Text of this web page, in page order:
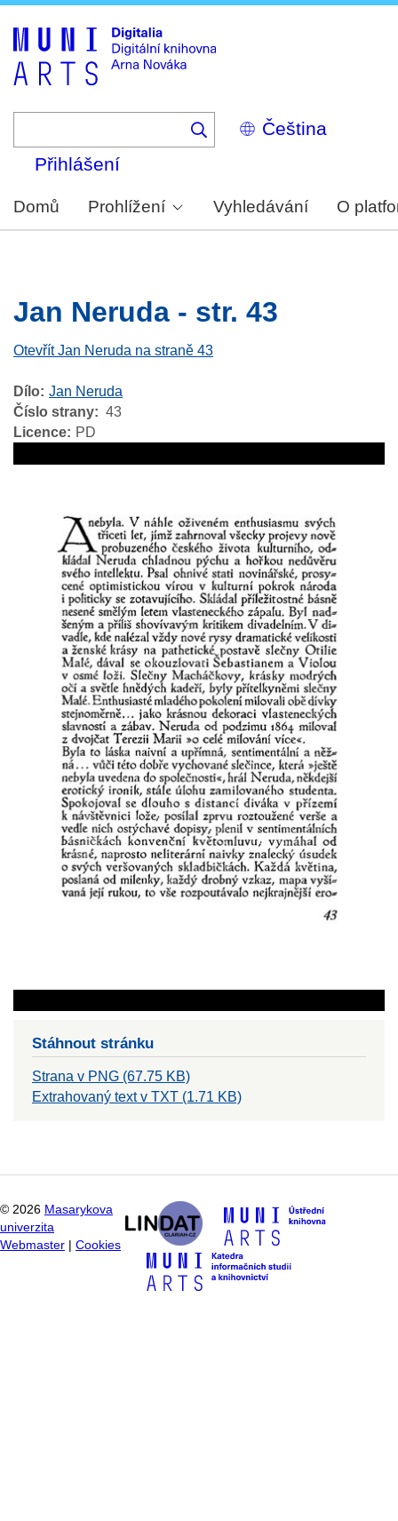
Select
your
Přihlášení
Domů Prohlížení Vyhledávání O
Jan Neruda - str. 43
Otevřít Jan Neruda na straně 43
Dílo Jan Neruda
Číslo strany
43
Licence
PD
Stáhnout stránku
Strana v PNG (67.75 KB)
Extrahovaný text v TXT (1.71 KB)
© 2026 Masarykova
univerzita
Webmaster
Cookies